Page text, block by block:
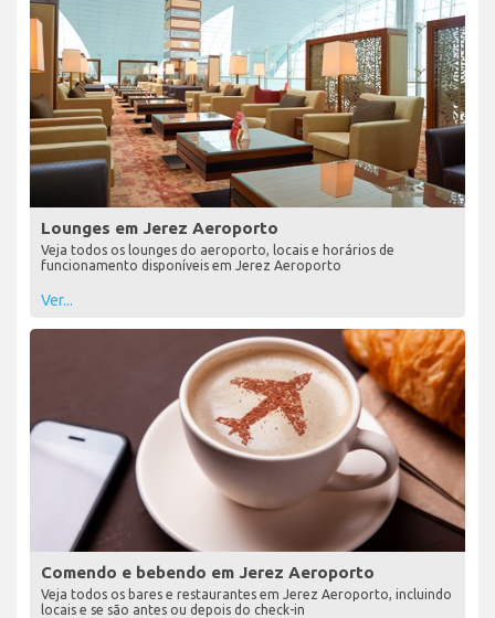
Lounges em Jerez Aeroporto
Veja todos os lounges do aeroporto, locais e horários de
funcionamento disponíveis em Jerez Aeroporto
Ver...
Comendo e bebendo em Jerez Aeroporto
Veja todos os bares e restaurantes em Jerez Aeroporto, incluindo
locais e se são antes ou depois do check-in